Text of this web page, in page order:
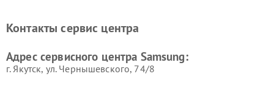
Контакты сервис центра
Адрес сервисного центра Samsung:
г. Якутск, ул. Чернышевского, 74/8